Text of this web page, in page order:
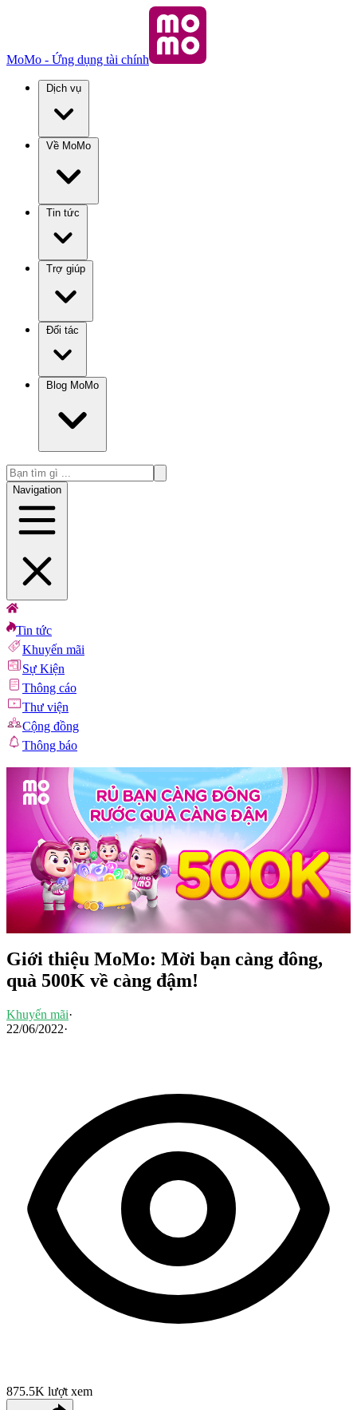
MoMo - Ứng dụng tài chính
Dịch vụ
Về MoMo
Tin tức
Trợ giúp
Đối tác
Blog MoMo
Navigation
Tin tức
Khuyến mãi
Sự Kiện
Thông cáo
Thư viện
Cộng đồng
Thông báo
Giới thiệu MoMo: Mời bạn càng đông,
quà 500K về càng đậm!
Khuyến mãi·
22/06/2022·
875.5K lượt xem